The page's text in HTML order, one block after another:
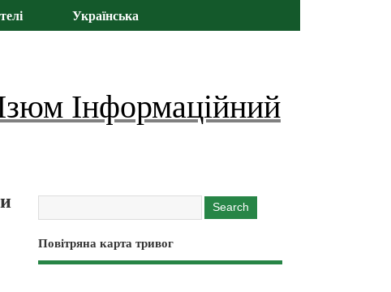
Українська
Інформаційний
Повітряна карта тривог